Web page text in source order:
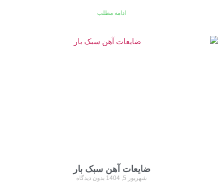
ادامه مطلب
ضایعات آهن سبک بار
شهریور 5, 1404 بدون دیدگاه